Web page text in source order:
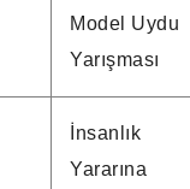
Model Uydu
Yarışması
İnsanlık
Yararına